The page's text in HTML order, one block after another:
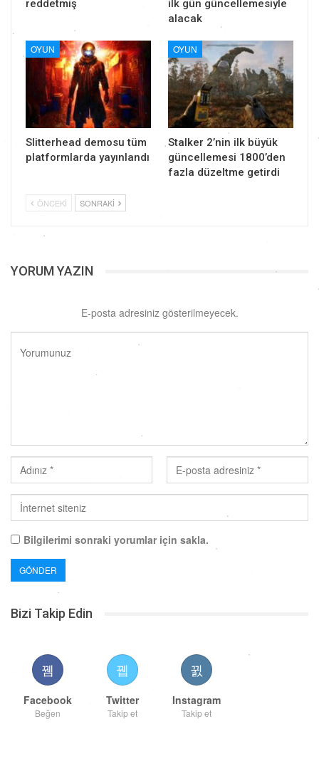
reddetmiş
ilk gün güncellemesiyle
alacak
OYUN
Slitterhead demosu tüm
platformlarda yayınlandı
OYUN
Stalker 2’nin ilk büyük
güncellemesi 1800’den
fazla düzeltme getirdi
ÖNCEKI SONRAKI
YORUM YAZIN
E-posta adresiniz gösterilmeyecek.
Bilgilerimi sonraki yorumlar için sakla.
Bizi Takip Edin
Facebook
Beğen
Twitter
Takip et
Instagram
Takip et